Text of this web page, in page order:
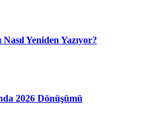
Yeniden Yazıyor?
2026 Dönüşümü